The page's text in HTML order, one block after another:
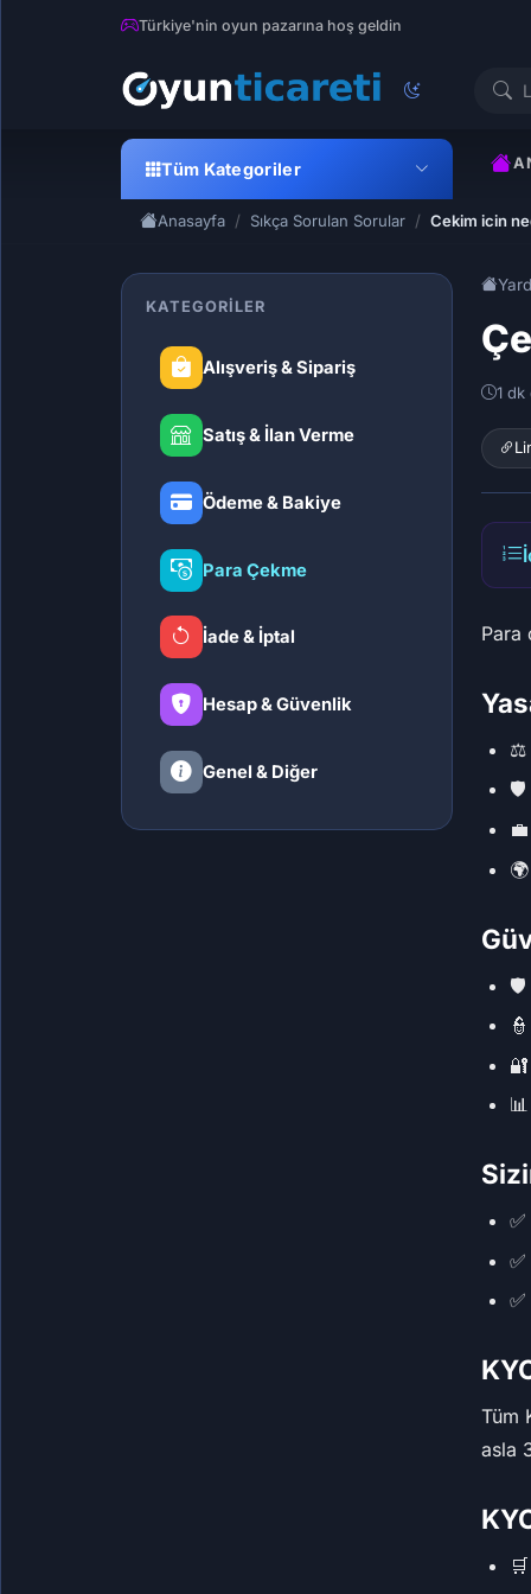
Türkiye'nin oyun pazarına hoş geldin
Tüm Kategoriler
Anasayfa Sıkça Sorulan Sorular Cekim icin
KATEGORILER
Alışveriş & Sipariş
Satış & İlan Verme
Ödeme & Bakiye
Para Çekme
İade & İptal
Hesap & Güvenlik
Genel & Diğer
1 dk
Para
⚖️
🛡️
💼
🌍
🛡️
Tüm
asla